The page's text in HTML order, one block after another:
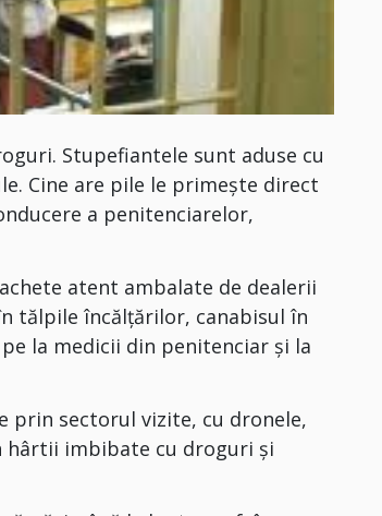
Stupefiantele sunt aduse cu
Cine are pile le primeşte direct
a penitenciarelor,
atent ambalate de dealerii
tălpile încălțărilor, canabisul în
la medicii din penitenciar și la
prin sectorul vizite, cu dronele,
hârtii imbibate cu droguri şi